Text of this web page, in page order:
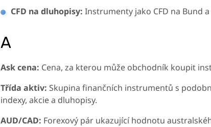
CFD na dluhopisy: Instrumenty jako CFD na Bund a
A
Ask cena: Cena, za kterou může obchodník koupit
Třída aktiv: Skupina finančních instrumentů s
indexy, akcie a dluhopisy.
AUD/CAD: Forexový pár ukazující hodnotu